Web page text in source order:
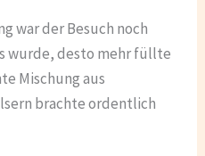
war der Besuch noch
wurde, desto mehr füllte
Mischung aus
brachte ordentlich